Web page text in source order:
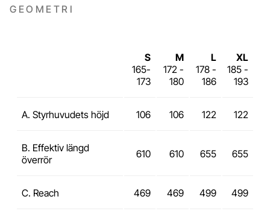
GEOMETRI
S
165-
173
M
172 -
180
L
178 -
186
XL
185 -
193
A. Styrhuvudets höjd 106 106 122 122
B. Effektiv längd
överrör
610 610 655 655
C. Reach 469 469 499 499